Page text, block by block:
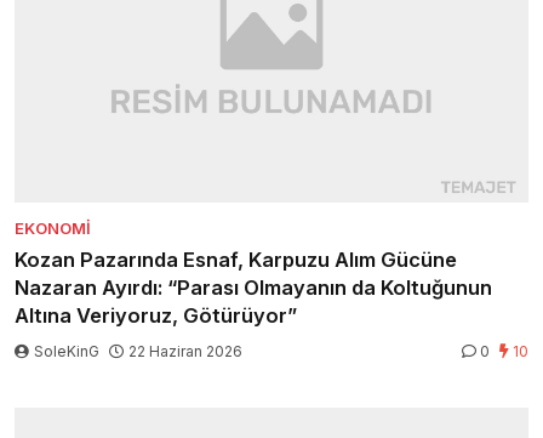
EKONOMI
Kozan Pazarında Esnaf, Karpuzu Alım Gücüne
Nazaran Ayırdı: “Parası Olmayanın da Koltuğunun
Altına Veriyoruz, Götürüyor”
SoleKinG 22 Haziran 2026 0 10